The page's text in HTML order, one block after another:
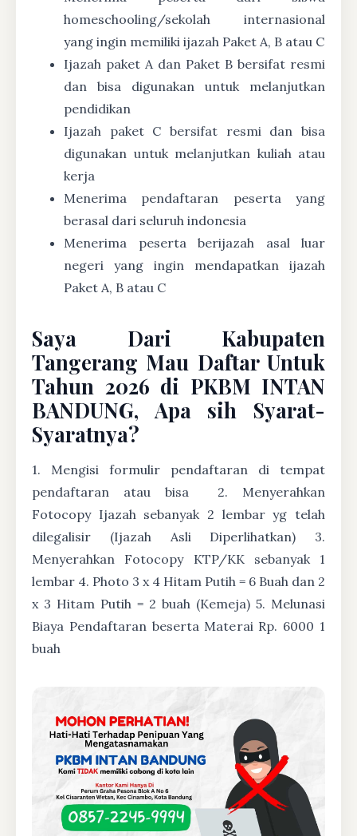
homeschooling/sekolah internasional
yang ingin memiliki ijazah Paket A, B atau C
Ijazah paket A dan Paket B bersifat resmi
dan bisa digunakan untuk melanjutkan
pendidikan
Ijazah paket C bersifat resmi dan bisa
digunakan untuk melanjutkan kuliah atau
kerja
Menerima pendaftaran peserta yang
berasal dari seluruh indonesia
Menerima peserta berijazah asal luar
negeri yang ingin mendapatkan ijazah
Paket A, B atau C
Saya Dari Kabupaten
Tangerang Mau Daftar Untuk
Tahun 2026 di PKBM INTAN
BANDUNG, Apa sih Syarat-
Syaratnya?
1. Mengisi formulir pendaftaran di tempat
pendaftaran atau bisa
2. Menyerahkan
Fotocopy Ijazah sebanyak 2 lembar yg telah
dilegalisir (Ijazah Asli Diperlihatkan) 3.
Menyerahkan Fotocopy KTP/KK sebanyak 1
lembar 4. Photo 3 x 4 Hitam Putih = 6 Buah dan 2
x 3 Hitam Putih = 2 buah (Kemeja) 5. Melunasi
Biaya Pendaftaran beserta Materai Rp. 6000 1
buah